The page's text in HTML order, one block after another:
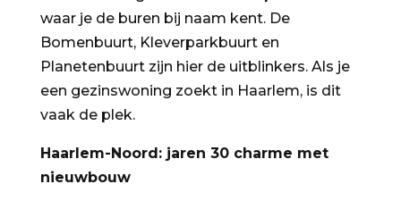
waar je de buren bij naam kent. De
Bomenbuurt, Kleverparkbuurt en
Planetenbuurt zijn hier de uitblinkers. Als je
een gezinswoning zoekt in Haarlem, is dit
vaak de plek.
Haarlem-Noord: jaren 30 charme met
nieuwbouw